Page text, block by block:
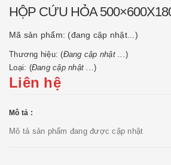
HỘP CỨU HỎA
Mã sản phẩm: (đang cập nhật...)
Thương hiệu: (Đang cập nhật ...)
Loại: (Đang cập nhật ...)
Liên hệ
Mô tả :
Mô tả sản phẩm đang được cập nhật